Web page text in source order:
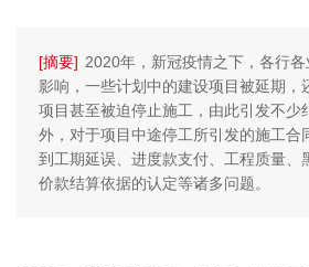
[摘要] 2020年，新冠疫情之下，各行
影响，一些计划中的建设项目被延期，
项目甚至被迫停止施工，由此引发不少
外，对于项目中途停工所引发的施工合
到工期延误、进度款支付、工程质量、
价款结算依据的认定等诸多问题。